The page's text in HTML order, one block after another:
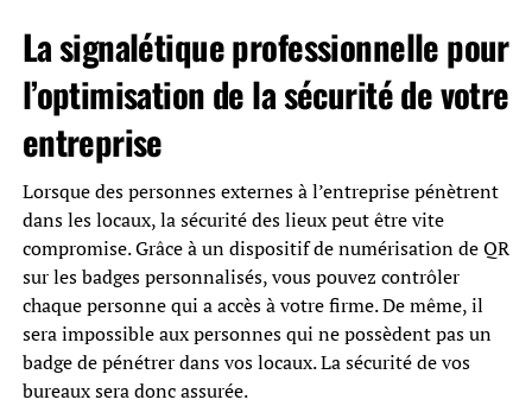
La signalétique professionnelle pour
l’optimisation de la sécurité de votre
entreprise
Lorsque des personnes externes à l’entreprise pénètrent
dans les locaux, la sécurité des lieux peut être vite
compromise. Grâce à un dispositif de numérisation de QR
sur les badges personnalisés, vous pouvez contrôler
chaque personne qui a accès à votre firme. De même, il
sera impossible aux personnes qui ne possèdent pas un
badge de pénétrer dans vos locaux. La sécurité de vos
bureaux sera donc assurée.